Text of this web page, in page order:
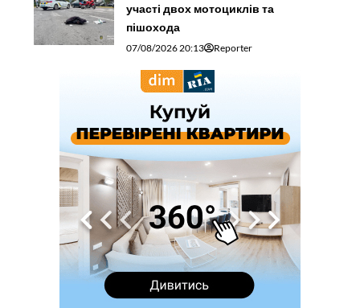
участі двох мотоциклів та
пішохода
07/08/2026 20:13 Reporter